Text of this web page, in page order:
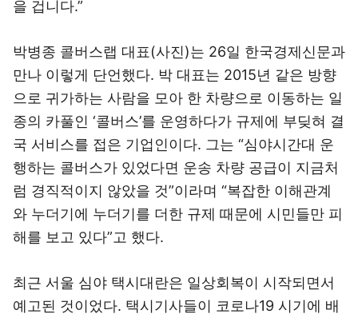
을 겁니다.”
박병종 콜버스랩 대표(사진)는 26일 한국경제신문과
만나 이렇게 단언했다. 박 대표는 2015년 같은 방향
으로 귀가하는 사람을 모아 한 차량으로 이동하는 일
종의 카풀인 ‘콜버스’를 운영하다가 규제에 부딪혀 결
국 서비스를 접은 기업인이다. 그는 “심야시간대 운
행하는 콜버스가 있었다면 운송 차량 공급이 지금처
럼 경직적이지 않았을 것”이라며 “복잡한 이해관계
와 누더기에 누더기를 더한 규제 때문에 시민들만 피
해를 보고 있다”고 했다.
최근 서울 심야 택시대란은 일상회복이 시작되면서
예고된 것이었다. 택시기사들이 코로나19 시기에 배